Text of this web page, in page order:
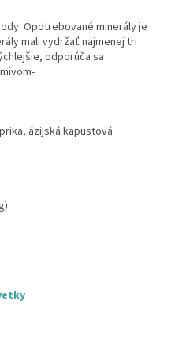
Opotrebované minerály je
mali vydržať najmenej tri
odporúča sa
ázijská kapustová